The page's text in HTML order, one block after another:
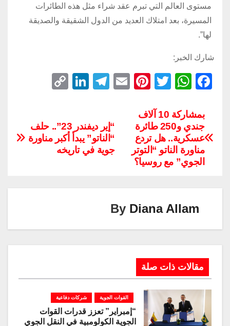
مستوى العالم التي تبرم عقد شراء مثل هذه الطائرات
المسيرة، بعد امتلاك العديد من الدول الشقيقة والصديقة
لها”.
شارك الخبر:
F
c
e
b
o
W
at
s
A
p
T
tt
er
Pi
E
T
gr
a
Li
e
dI
y
Li
“إير ديفندر 23”.. حلف
“الناتو” يبدأ أكبر مناورة
جوية في تاريخه
بمشاركة 10 آلاف
جندي و250 طائرة
عسكرية.. هل تردع
مناورة الناتو “التوتر
الجوي” مع روسيا؟
By Diana Allam
مقالات ذات صلة
القوات الجوية شركات دفاعية
“إمبراير” تعزز قدرات القوات
الجوية الكولومبية في النقل الجوي